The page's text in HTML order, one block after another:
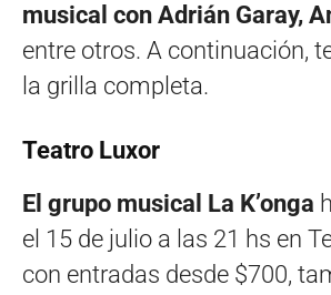
musical con Adrián Garay,
entre otros. A continuación,
la grilla completa.
Teatro Luxor
El grupo musical La K’onga
el 15 de julio a las 21 hs en
con entradas desde $700,